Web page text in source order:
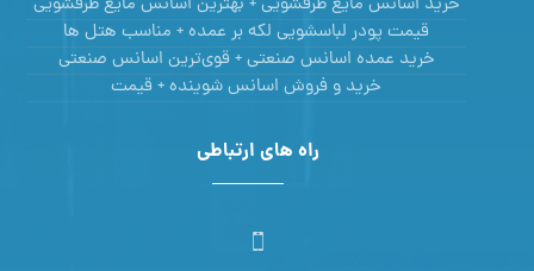
خرید اسانس مایع ظرفشویی + بهترین اسانس مایع ظرفشویی
قیمت پودر لباسشویی لکه بر عمده + مناسب هتل ها
خرید عمده اسانس صنعتی + قوی‌ترین اسانس‌ صنعتی
خرید و فروش اسانس شوینده + قیمت
راه های ارتباطی